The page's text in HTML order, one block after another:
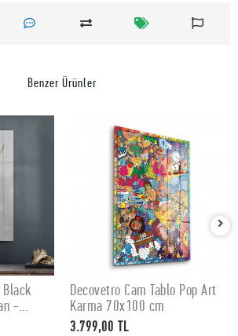
Benzer Ürünler
Black
-
SEPETE EKLE
Decovetro Cam Tablo Pop Art
Karma 70x100 cm
3.799,00 TL